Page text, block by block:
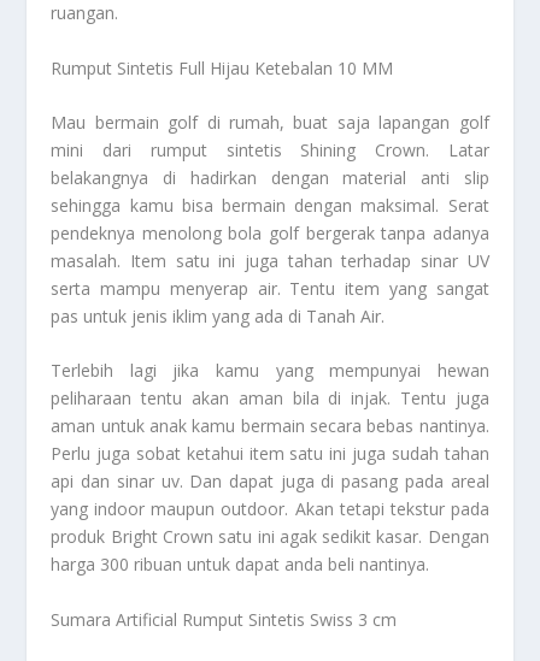
ruangan.
Rumput Sintetis Full Hijau Ketebalan 10 MM
Mau bermain golf di rumah, buat saja lapangan golf
mini dari rumput sintetis Shining Crown. Latar
belakangnya di hadirkan dengan material anti slip
sehingga kamu bisa bermain dengan maksimal. Serat
pendeknya menolong bola golf bergerak tanpa adanya
masalah. Item satu ini juga tahan terhadap sinar UV
serta mampu menyerap air. Tentu item yang sangat
pas untuk jenis iklim yang ada di Tanah Air.
Terlebih lagi jika kamu yang mempunyai hewan
peliharaan tentu akan aman bila di injak. Tentu juga
aman untuk anak kamu bermain secara bebas nantinya.
Perlu juga sobat ketahui item satu ini juga sudah tahan
api dan sinar uv. Dan dapat juga di pasang pada areal
yang indoor maupun outdoor. Akan tetapi tekstur pada
produk Bright Crown satu ini agak sedikit kasar. Dengan
harga 300 ribuan untuk dapat anda beli nantinya.
Sumara Artificial Rumput Sintetis Swiss 3 cm